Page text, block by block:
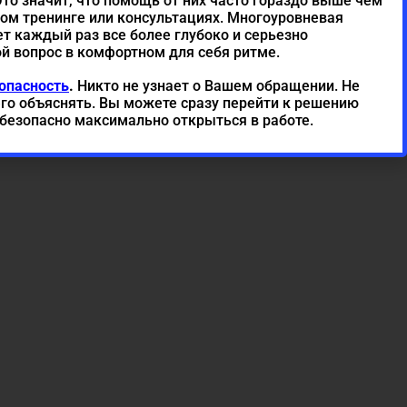
Pinterest Twitter VK Telegram
WhatsApp OK Skype
тренинге или консультациях. Многоуровневая
каждый раз все более глубоко и серьезно
вопрос в комфортном для себя ритме.
. Никто не узнает о Вашем обращении. Не
объяснять. Вы можете сразу перейти к решению
максимально открыться в работе.